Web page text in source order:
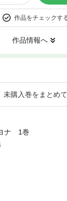
作品をチェックす
作品情報へ
未購入巻をまとめ
ナ 1巻